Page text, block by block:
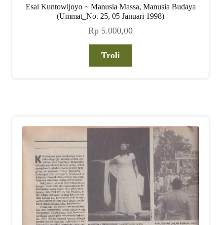
Esai Kuntowijoyo ~ Manusia Massa, Manusia Budaya
(Ummat_No. 25, 05 Januari 1998)
Rp 5.000,00
Troli